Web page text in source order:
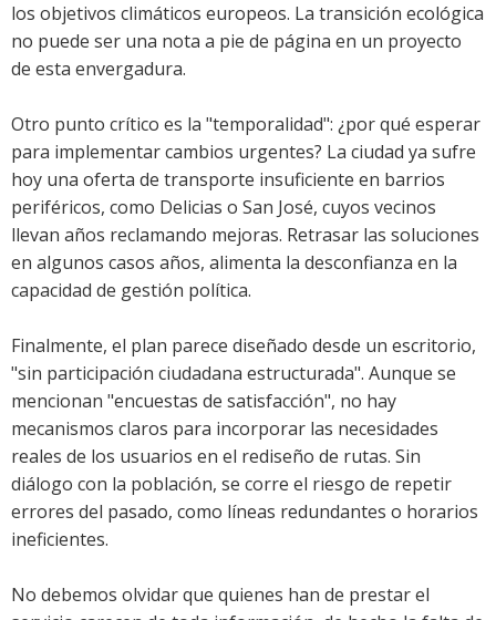
los objetivos climáticos europeos. La transición ecológica
no puede ser una nota a pie de página en un proyecto
de esta envergadura.
Otro punto crítico es la "temporalidad": ¿por qué esperar
para implementar cambios urgentes? La ciudad ya sufre
hoy una oferta de transporte insuficiente en barrios
periféricos, como Delicias o San José, cuyos vecinos
llevan años reclamando mejoras. Retrasar las soluciones
en algunos casos años, alimenta la desconfianza en la
capacidad de gestión política.
Finalmente, el plan parece diseñado desde un escritorio,
"sin participación ciudadana estructurada". Aunque se
mencionan "encuestas de satisfacción", no hay
mecanismos claros para incorporar las necesidades
reales de los usuarios en el rediseño de rutas. Sin
diálogo con la población, se corre el riesgo de repetir
errores del pasado, como líneas redundantes o horarios
ineficientes.
No debemos olvidar que quienes han de prestar el